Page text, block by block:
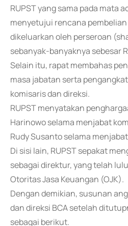
RUPST yang sama pada mata
menyetujui rencana
dikeluarkan oleh perseroan
sebanyak-banyaknya sebesar
Selain itu, rapat membahas
masa jabatan serta
komisaris dan direksi.
RUPST menyatakan
Harinowo selama menjabat
Rudy Susanto selama
Di sisi lain, RUPST sepakat
sebagai direktur, yang telah
Otoritas Jasa Keuangan (OJK).
Dengan demikian, susunan
dan direksi BCA setelah
sebagai berikut.